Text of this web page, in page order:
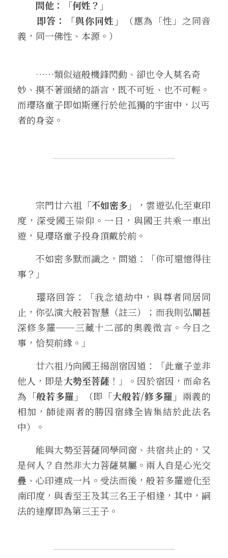
問他：「何姓？」
即答：「與你同姓」
（應為「性」之同音
義，同一佛性、本源。）
……類似這般機鋒閃動、卻也令人莫名奇
妙、摸不著頭緒的語言，既不可近、也不可輕。
而瓔珞童子即如斯運行於他孤獨的宇宙中，以丐
者的身姿。
宗門廿六祖 「不如密多」
，雲遊弘化至東印
度，深受國王崇仰。一日，與國王共乘一車出
遊，見瓔珞童子投身頂戴於前。
不如密多默而識之，問道：「你可還憶得往
事？」
璎珞回答：「我念遠劫中，與尊者同居同
止，你弘演大般若智慧（註三）；而我則弘闡甚
深修多羅──三藏十二部的奥義微言。今日之
事，恰契前緣。」
廿六祖乃向國王揭剖宿因道：「此童子並非
他人，即是大勢至菩薩 ！」。因於宿因，而命名
為 「般若多羅」 （即 「大般若/修多羅」 兩義的
相加，師徒兩者的勝因宿緣全皆集結於此法名
中）。
能與大勢至菩薩同學同窗、共宿共止的，又
是何人？自然非大力菩薩莫屬。兩人自是心光交
疊、心印連成一片。受法而後，般若多羅遊化至
南印度，與香至王及其三名王子相逢，其中，嗣
法的達摩即為第三王子。